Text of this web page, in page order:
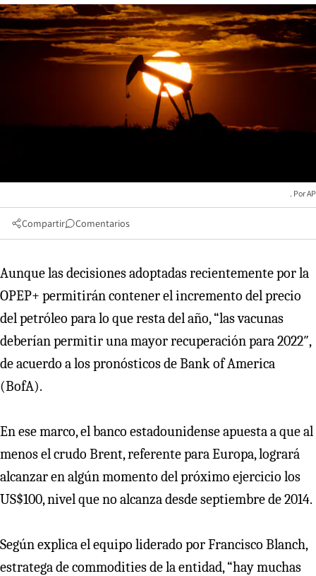
AP
Compartir Comentarios
Aunque las decisiones adoptadas recientemente por la
OPEP+ permitirán contener el incremento del precio
del petróleo para lo que resta del año, “las vacunas
deberían permitir una mayor recuperación para 2022″,
de acuerdo a los pronósticos de Bank of America
(BofA).
En ese marco, el banco estadounidense apuesta a que al
menos el crudo Brent, referente para Europa, logrará
alcanzar en algún momento del próximo ejercicio los
US$100, nivel que no alcanza desde septiembre de 2014.
Según explica el equipo liderado por Francisco Blanch,
estratega de commodities de la entidad, “hay muchas